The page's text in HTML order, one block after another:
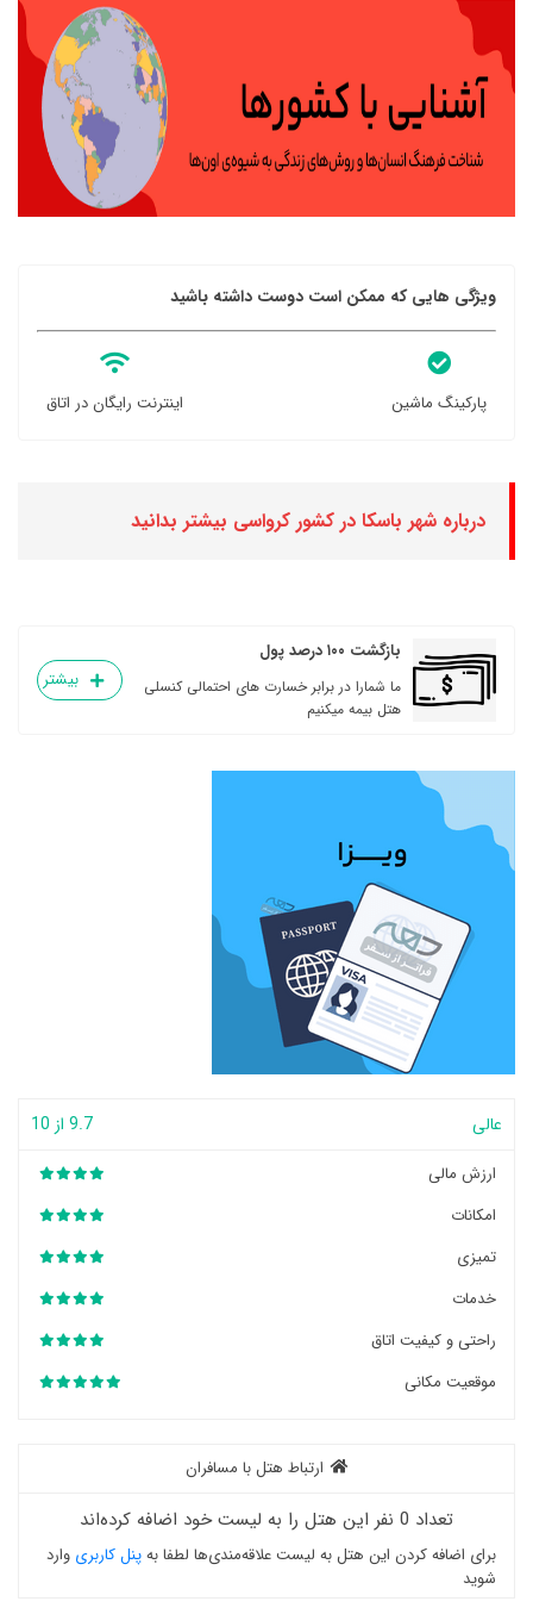
ویژگی هایی که ممکن است دوست داشته باشید
پارکینگ ماشین اینترنت رایگان در اتاق
درباره شهر باسکا در کشور کرواسی بیشتر بدانید
بازگشت ۱۰۰ درصد پول
ما شمارا در برابر خسارت های احتمالی کنسلی
هتل بیمه میکنیم
بیشتر
عالی 9.7 از 10
ارزش مالی
امکانات
تمیزی
خدمات
راحتی و کیفیت اتاق
موقعیت مکانی
ارتباط هتل با مسافران
تعداد 0 نفر این هتل را به لیست خود اضافه کرده‌اند
برای اضافه کردن این هتل به لیست علاقه‌مندی‌ها لطفا بهپنل کاربری وارد
شوید